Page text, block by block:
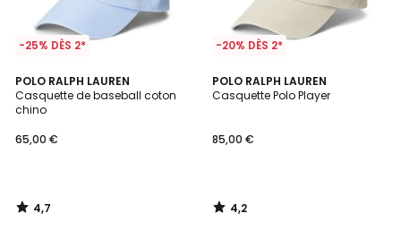
-25% DÈS 2*
POLO RALPH LAUREN
Casquette de baseball coton
chino
65,00 €
4,7
/ 5
4,7
/
-20% DÈS 2*
POLO RALPH LAUREN
Casquette Polo Player
85,00 €
4,2
/ 5
4,2
/